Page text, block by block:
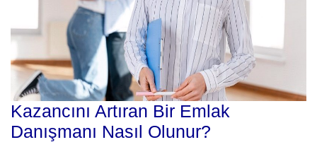
Kazancını Artıran Bir Emlak
Danışmanı Nasıl Olunur?